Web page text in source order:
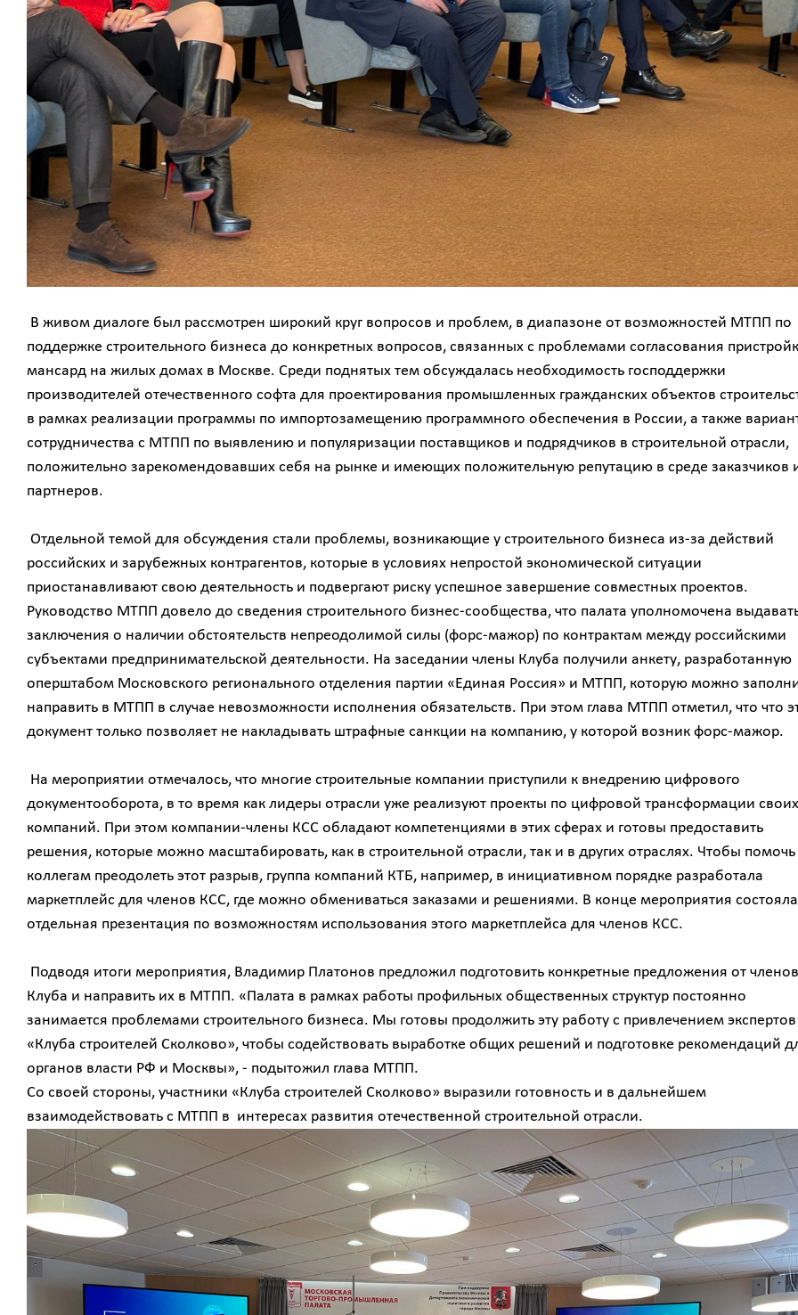
В живом диалоге был рассмотрен широкий круг вопросов и проблем, в диапазоне от возможностей МТПП по
поддержке строительного бизнеса до конкретных вопросов, связанных с проблемами согласования
мансард на жилых домах в Москве. Среди поднятых тем обсуждалась необходимость господдержки
производителей отечественного софта для проектирования промышленных гражданских объектов
в рамках реализации программы по импортозамещению программного обеспечения в России, а также
сотрудничества с МТПП по выявлению и популяризации поставщиков и подрядчиков в строительной отрасли,
положительно зарекомендовавших себя на рынке и имеющих положительную репутацию в среде заказчиков
партнеров.
Отдельной темой для обсуждения стали проблемы, возникающие у строительного бизнеса из-за действий
российских и зарубежных контрагентов, которые в условиях непростой экономической ситуации
приостанавливают свою деятельность и подвергают риску успешное завершение совместных проектов.
Руководство МТПП довело до сведения строительного бизнес-сообщества, что палата уполномочена
заключения о наличии обстоятельств непреодолимой силы (форс-мажор) по контрактам между российскими
субъектами предпринимательской деятельности. На заседании члены Клуба получили анкету, разработанную
оперштабом Московского регионального отделения партии «Единая Россия» и МТПП, которую можно
направить в МТПП в случае невозможности исполнения обязательств. При этом глава МТПП отметил, что что
документ только позволяет не накладывать штрафные санкции на компанию, у которой возник форс-мажор.
На мероприятии отмечалось, что многие строительные компании приступили к внедрению цифрового
документооборота, в то время как лидеры отрасли уже реализуют проекты по цифровой трансформации своих
компаний. При этом компании-члены КСС обладают компетенциями в этих сферах и готовы предоставить
решения, которые можно масштабировать, как в строительной отрасли, так и в других отраслях. Чтобы помочь
коллегам преодолеть этот разрыв, группа компаний КТБ, например, в инициативном порядке разработала
маркетплейс для членов КСС, где можно обмениваться заказами и решениями. В конце мероприятия
отдельная презентация по возможностям использования этого маркетплейса для членов КСС.
Подводя итоги мероприятия, Владимир Платонов предложил подготовить конкретные предложения от членов
Клуба и направить их в МТПП. «Палата в рамках работы профильных общественных структур постоянно
занимается проблемами строительного бизнеса. Мы готовы продолжить эту работу с привлечением экспертов
«Клуба строителей Сколково», чтобы содействовать выработке общих решений и подготовке рекомендаций
органов власти РФ и Москвы», - подытожил глава МТПП.
Со своей стороны, участники «Клуба строителей Сколково» выразили готовность и в дальнейшем
взаимодействовать с МТПП в интересах развития отечественной строительной отрасли.
Площадь ?